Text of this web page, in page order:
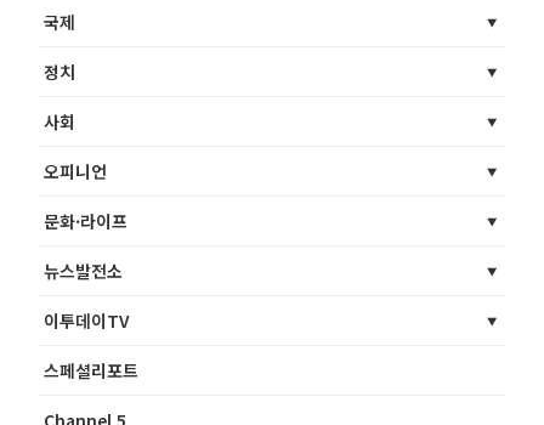
국제
정치
사회
오피니언
문화·라이프
뉴스발전소
이투데이TV
스페셜리포트